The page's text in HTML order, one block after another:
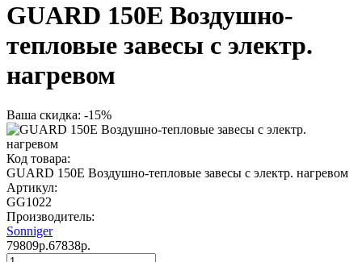
GUARD 150E Воздушно-
тепловые завесы с электр.
нагревом
Ваша скидка: -15%
Код товара:
GUARD 150E Воздушно-тепловые завесы с электр. нагревом
Артикул:
GG1022
Производитель:
Sonniger
79809р.67838р.